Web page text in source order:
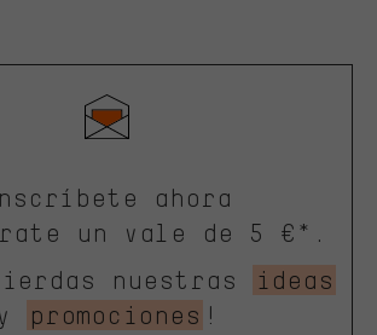
ahora
un vale de 5 €*.
nuestras
ideas
y
promociones !